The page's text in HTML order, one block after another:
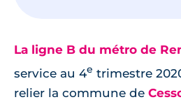
La ligne B du métro de
service au 4e trimestre
relier la commune de